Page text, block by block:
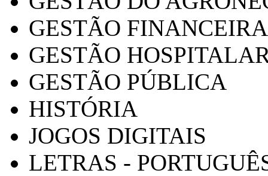
GESTÃO FINANCEIRA
GESTÃO
GESTÃO PÚBLICA
HISTÓRIA
JOGOS DIGITAIS
LETRAS -